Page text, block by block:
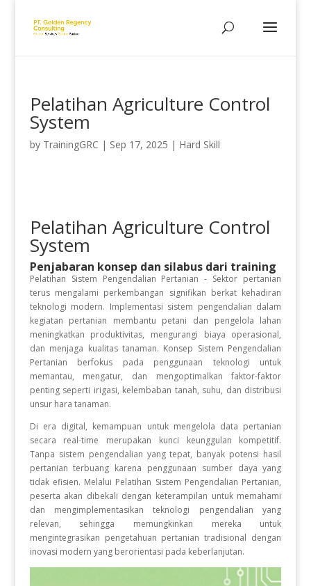
Pelatihan Agriculture Control
System
by TrainingGRC | Sep 17, 2025 | Hard Skill
Pelatihan Agriculture Control
System
Penjabaran konsep dan silabus dari training
Pelatihan Sistem Pengendalian Pertanian - Sektor pertanian
terus mengalami perkembangan signifikan berkat kehadiran
teknologi modern. Implementasi sistem pengendalian dalam
kegiatan pertanian membantu petani dan pengelola lahan
meningkatkan produktivitas, mengurangi biaya operasional,
dan menjaga kualitas tanaman. Konsep Sistem Pengendalian
Pertanian berfokus pada penggunaan teknologi untuk
memantau, mengatur, dan mengoptimalkan faktor-faktor
penting seperti irigasi, kelembaban tanah, suhu, dan distribusi
unsur hara tanaman.
Di era digital, kemampuan untuk mengelola data pertanian
secara real-time merupakan kunci keunggulan kompetitif.
Tanpa sistem pengendalian yang tepat, banyak potensi hasil
pertanian terbuang karena penggunaan sumber daya yang
tidak efisien. Melalui Pelatihan Sistem Pengendalian Pertanian,
peserta akan dibekali dengan keterampilan untuk memahami
dan mengimplementasikan teknologi pengendalian yang
relevan, sehingga memungkinkan mereka untuk
mengintegrasikan pengetahuan pertanian tradisional dengan
inovasi modern yang berorientasi pada keberlanjutan.